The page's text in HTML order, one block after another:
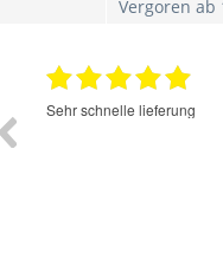
Vergoren ab
Sehr schnelle lieferung